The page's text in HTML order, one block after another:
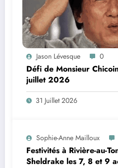
Jason Lévesque 0
Défi de Monsieur
juillet 2026
31 Juillet 2026
Sophie-Anne Mailloux
Festivités à Rivière-au-
Sheldrake les 7, 8 et 9